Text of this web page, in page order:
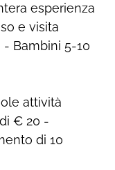
esperienza
e visita
- Bambini 5-10
attività
€ 20 -
di 10